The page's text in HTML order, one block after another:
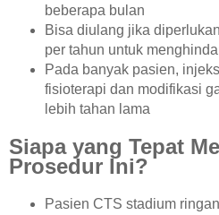
beberapa bulan
Bisa diulang jika
per tahun untuk
Pada banyak pasien,
fisioterapi dan modifikasi
lebih tahan lama
Siapa yang Tepat
Prosedur Ini?
Pasien CTS stadium